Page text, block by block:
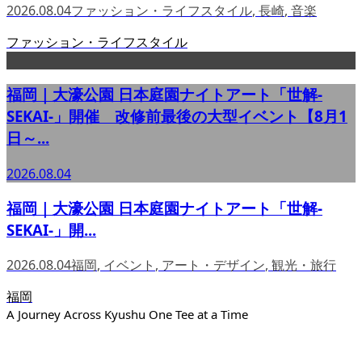
2026.08.04ファッション・ライフスタイル, 長崎, 音楽
ファッション・ライフスタイル
福岡｜大濠公園 日本庭園ナイトアート「世解-
SEKAI-」開催 改修前最後の大型イベント【8月1
日～...
2026.08.04
福岡｜大濠公園 日本庭園ナイトアート「世解-
SEKAI-」開...
2026.08.04福岡, イベント , アート・デザイン, 観光・旅行
福岡
A Journey Across Kyushu One Tee at a Time